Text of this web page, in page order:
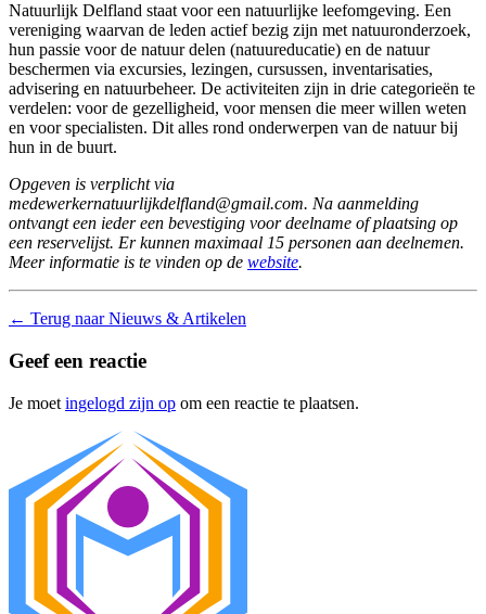
Natuurlijk Delfland staat voor een natuurlijke leefomgeving. Een
vereniging waarvan de leden actief bezig zijn met natuuronderzoek,
hun passie voor de natuur delen (natuureducatie) en de natuur
beschermen via excursies, lezingen, cursussen, inventarisaties,
advisering en natuurbeheer. De activiteiten zijn in drie categorieën te
verdelen: voor de gezelligheid, voor mensen die meer willen weten
en voor specialisten. Dit alles rond onderwerpen van de natuur bij
hun in de buurt.
Opgeven is verplicht via
medewerkernatuurlijkdelfland@gmail.com. Na aanmelding
ontvangt een ieder een bevestiging voor deelname of plaatsing op
een reservelijst. Er kunnen maximaal 15 personen aan deelnemen.
Meer informatie is te vinden op de website.
← Terug naar Nieuws & Artikelen
Geef een reactie
Je moet ingelogd zijn op om een reactie te plaatsen.